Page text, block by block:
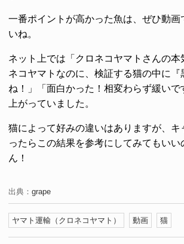
一番ポイントが高かった魚は、ぜひ動画
いね。
ネット上では「クロネコヤマトさんの本
ネコヤマトなのに、検証する猫の中に『
ね！」「面白かった！相変わらず緩いで
上がっていました。
猫によって好みの違いはありますが、キ
ったらこの結果を参考にしてみてもいい
ん！
出典： grape
ヤマト運輸（クロネコヤマト） 動画 猫